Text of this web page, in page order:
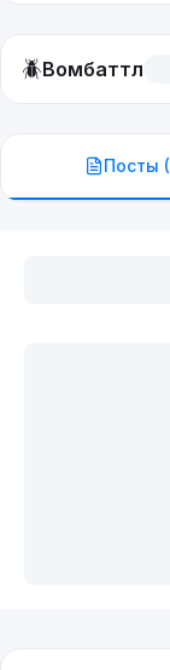
🪲Вомбаттл
Посты (